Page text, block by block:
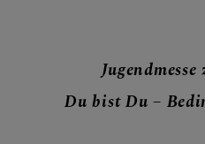
Du bist Du –